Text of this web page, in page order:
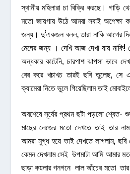
স্থানীয় মহিলারা চা বিক্রি করছে। গাড়ি
মতো জায়গায় উঠে আমরা সবাই অপেক্ষা
জন্য। দু’একজন বলল, তারা নাকি আগের
মেঘের জন্য । দেখি আজ দেখা যায় নাকি!
অন্ধকার কাটেনি, চারপাশ ঝাপসা ভাবে
বের করে খচাখচ তারই ছবি তুলেছ,
ক্যামেরা নিতে ভুলে গিয়েছিলাম তাই
অবশেষে সূর্যের প্রথম ছটা পড়লো শ্বেত-
মাছের লেজের মতো দেখতে তাই তার নাম
আমরা মুগ্ধ হয়ে তাই দেখতে লাগলাম,
কেমন দেখলাম সেই উপমাটা আমি আমার
ছাড়া কয়লার গনগনে লাল আঁচের মতো